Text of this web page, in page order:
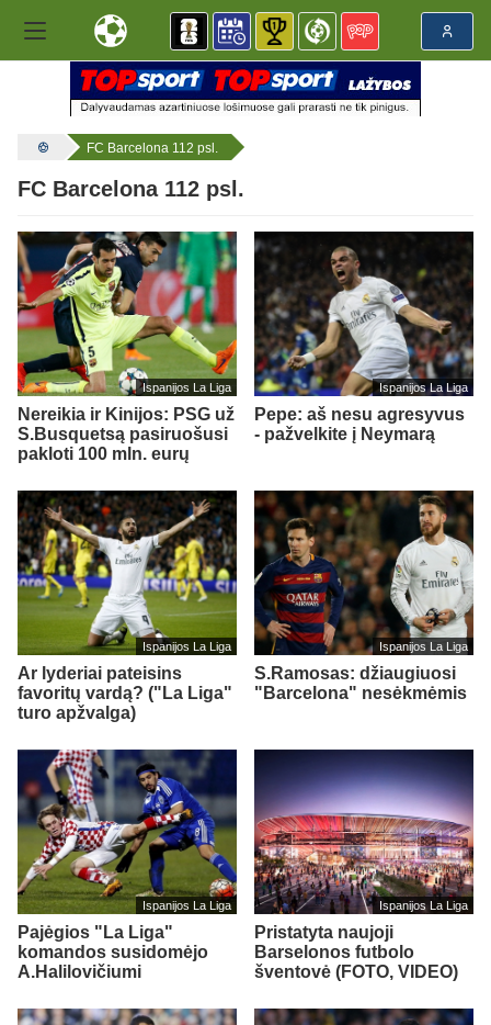
FC Barcelona 112 psl.
FC Barcelona 112 psl.
Ispanijos La Liga
Nereikia ir Kinijos: PSG už
S.Busquetsą pasiruošusi
pakloti 100 mln. eurų
Ispanijos La Liga
Pepe: aš nesu agresyvus
- pažvelkite į Neymarą
Ispanijos La Liga
Ar lyderiai pateisins
favoritų vardą? ("La Liga"
turo apžvalga)
Ispanijos La Liga
S.Ramosas: džiaugiuosi
"Barcelona" nesėkmėmis
Ispanijos La Liga
Pajėgios "La Liga"
komandos susidomėjo
A.Halilovičiumi
Ispanijos La Liga
Pristatyta naujoji
Barselonos futbolo
šventovė (FOTO, VIDEO)